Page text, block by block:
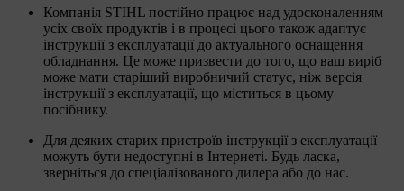
Компанія STIHL постійно працює над удосконаленням
усіх своїх продуктів і в процесі цього також адаптує
інструкції з експлуатації до актуального оснащення
обладнання. Це може призвести до того, що ваш виріб
може мати старіший виробничий статус, ніж версія
інструкції з експлуатації, що міститься в цьому
посібнику.
Для деяких старих пристроїв інструкції з експлуатації
можуть бути недоступні в Інтернеті. Будь ласка,
зверніться до спеціалізованого дилера або до нас.